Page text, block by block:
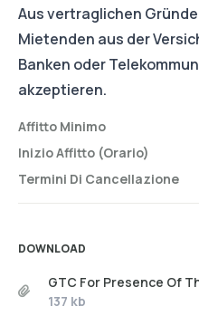
Aus vertraglichen
Mietenden aus der
Banken oder
akzeptieren.
Affitto Minimo
Inizio Affitto (orario)
Termini Di Cancellazione
DOWNLOAD
GTC For Presence Of
137 kb